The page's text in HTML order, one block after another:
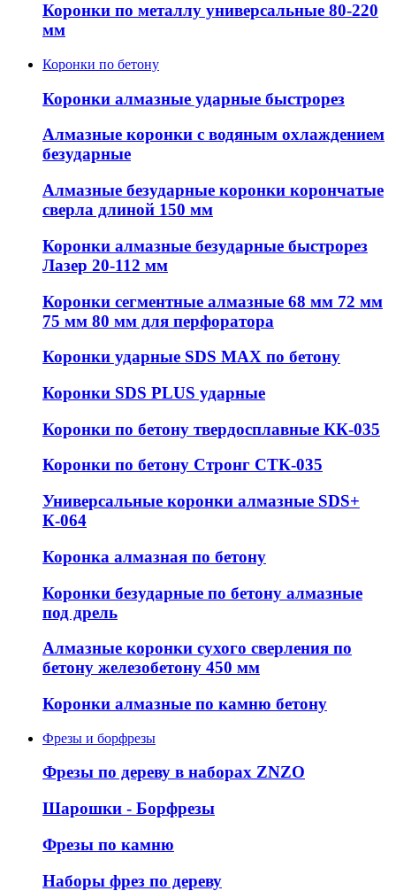
Коронки по металлу универсальные 80-220
мм
Коронки по бетону
Коронки алмазные ударные быстрорез
Алмазные коронки с водяным охлаждением
безударные
Алмазные безударные коронки корончатые
сверла длиной 150 мм
Коронки алмазные безударные быстрорез
Лазер 20-112 мм
Коронки сегментные алмазные 68 мм 72 мм
75 мм 80 мм для перфоратора
Коронки ударные SDS MAX по бетону
Коронки SDS PLUS ударные
Коронки по бетону твердосплавные КК-035
Коронки по бетону Стронг СТК-035
Универсальные коронки алмазные SDS+
К-064
Коронка алмазная по бетону
Коронки безударные по бетону алмазные
под дрель
Алмазные коронки сухого сверления по
бетону железобетону 450 мм
Коронки алмазные по камню бетону
Фрезы и борфрезы
Фрезы по дереву в наборах ZNZO
Шарошки - Борфрезы
Фрезы по камню
Наборы фрез по дереву